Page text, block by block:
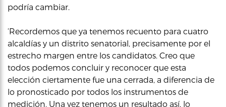
podría cambiar.
‘Recordemos que ya tenemos recuento para cuatro
alcaldías y un distrito senatorial, precisamente por el
estrecho margen entre los candidatos. Creo que
todos podemos concluir y reconocer que esta
elección ciertamente fue una cerrada, a diferencia de
lo pronosticado por todos los instrumentos de
medición. Una vez tenemos un resultado así, lo